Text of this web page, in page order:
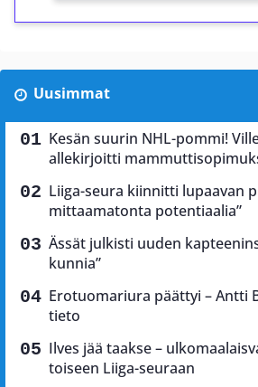
Uusimmat
Kesän suurin NHL-pommi!
allekirjoitti
Liiga-seura kiinnitti lupaavan
mittaamatonta potentiaalia”
Ässät julkisti uuden
kunnia”
Erotuomariura päättyi – Antti
tieto
Ilves jää taakse –
toiseen Liiga-seuraan